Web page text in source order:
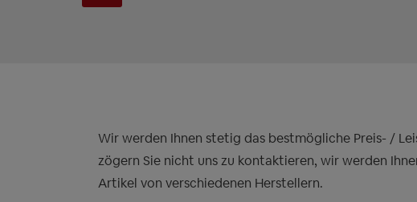
Wir werden Ihnen stetig das bestmögliche Preis- /
zögern Sie nicht uns zu kontaktieren, wir werden
Artikel von verschiedenen Herstellern.